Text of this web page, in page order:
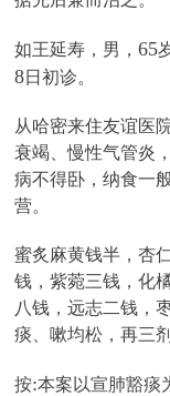
如王延寿，男，65
8日初诊。
从哈密来住友谊医
衰竭、慢性气管炎
病不得卧，纳食一
营。
蜜炙麻黄钱半，杏
钱，紫菀三钱，化
八钱，远志二钱，
痰、嗽均松，再三
按:本案以宣肺豁痰